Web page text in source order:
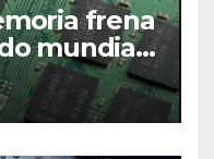
frena
mundial